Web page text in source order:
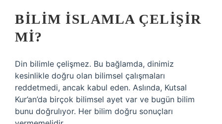
BILIM İSLAMLA ÇELIŞIR
MI?
Din bilimle çelişmez. Bu bağlamda, dinimiz
kesinlikle doğru olan bilimsel çalışmaları
reddetmedi, ancak kabul eden. Aslında, Kutsal
Kur’an’da birçok bilimsel ayet var ve bugün bilim
bunu doğrulıyor. Her bilim doğru sonuçları